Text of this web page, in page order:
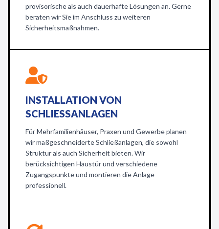
provisorische als auch dauerhafte Lösungen an. Gerne
beraten wir Sie im Anschluss zu weiteren
Sicherheitsmaßnahmen.
INSTALLATION VON
SCHLIESSANLAGEN
Für Mehrfamilienhäuser, Praxen und Gewerbe planen
wir maßgeschneiderte Schließanlagen, die sowohl
Struktur als auch Sicherheit bieten. Wir
berücksichtigen Haustür und verschiedene
Zugangspunkte und montieren die Anlage
professionell.